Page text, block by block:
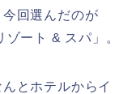
回選んだのが
ゾート & スパ」。
とホテルからイ